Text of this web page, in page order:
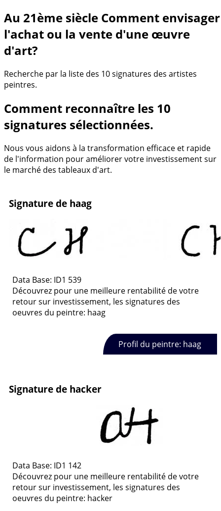
Au 21ème siècle Comment envisager
l'achat ou la vente d'une œuvre
d'art?
Recherche par la liste des 10 signatures des artistes
peintres.
Comment reconnaître les 10
signatures sélectionnées.
Nous vous aidons à la transformation efficace et rapide
de l'information pour améliorer votre investissement sur
le marché des tableaux d'art.
Signature de haag
Data Base: ID1 539
Découvrez pour une meilleure rentabilité de votre
retour sur investissement, les signatures des
oeuvres du peintre: haag
Profil du peintre: haag
Signature de hacker
Data Base: ID1 142
Découvrez pour une meilleure rentabilité de votre
retour sur investissement, les signatures des
oeuvres du peintre: hacker